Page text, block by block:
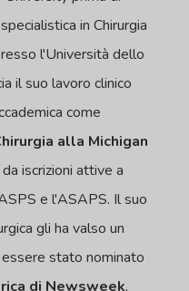
in Chirurgia
l'Università dello
il suo lavoro clinico
come
alla Michigan
iscrizioni attive a
e l'ASAPS. Il suo
gli ha valso un
stato nominato
di Newsweek,